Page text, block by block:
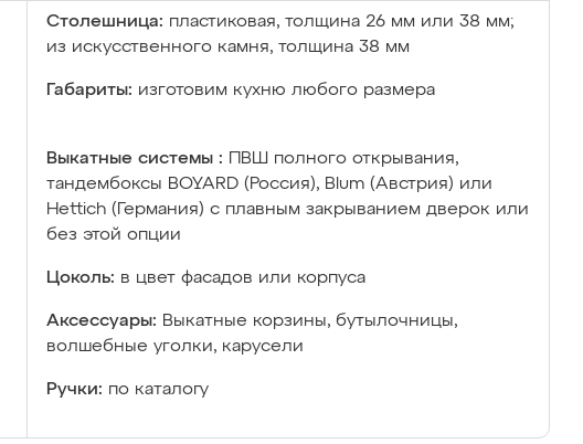
Столешница: пластиковая, толщина 26 мм или 38 мм;
из искусственного камня, толщина 38 мм
Габариты: изготовим кухню любого размера
Выкатные системы :
ПВШ полного открывания,
тандембоксы BOYARD (Россия), Blum (Австрия) или
Hettich (Германия) с плавным закрыванием дверок или
без этой опции
Цоколь: в цвет фасадов или корпуса
Аксессуары: Выкатные корзины, бутылочницы,
волшебные уголки, карусели
Ручки: по каталогу